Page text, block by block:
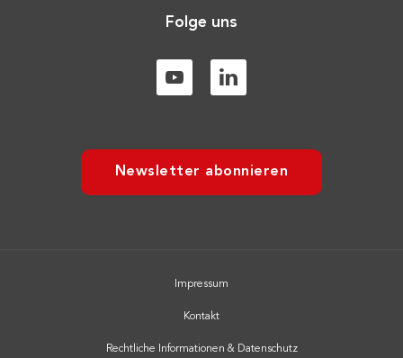
Folge uns
Newsletter abonnieren
Impressum
Kontakt
Rechtliche Informationen & Datenschutz